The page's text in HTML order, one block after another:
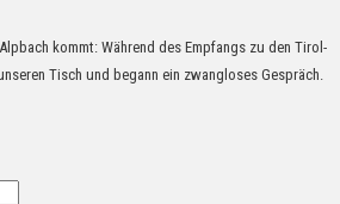
kommt: Während des Empfangs zu den Tirol-
Tisch und begann ein zwangloses Gespräch.